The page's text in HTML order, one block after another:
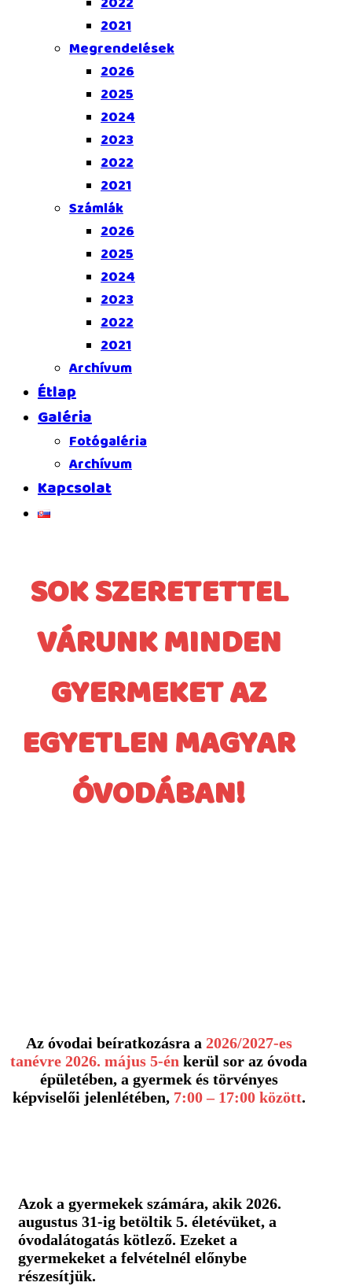
2021
Megrendelések
2026
2025
2024
2023
2022
2021
Számlák
2026
2025
2024
2023
2022
2021
Archívum
Étlap
Galéria
Fotógaléria
Archívum
Kapcsolat
SOK SZERETETTEL
VÁRUNK MINDEN
GYERMEKET AZ
EGYETLEN MAGYAR
ÓVODÁBAN!
Az óvodai beíratkozásra a 2026/2027-es
tanévre 2026. május 5-énkerül sor az óvoda
épületében, a gyermek és törvényes
képviselői jelenlétében, 7:00 – 17:00 között.
Azok a gyermekek számára, akik 2026.
augustus 31-ig betöltik 5. életévüket, a
óvodalátogatás kötlező. Ezeket a
gyermekeket a felvételnél előnybe
részesítjük.